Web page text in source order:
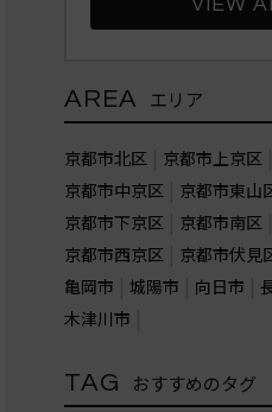
VIEW
AREA エリア
京都市北区 京都市上京区
京都市中京区
京都市東山
京都市下京区
京都市南区
京都市西京区
京都市伏見
亀岡市
城陽市 向日市
木津川市
TAG おすすめのタグ